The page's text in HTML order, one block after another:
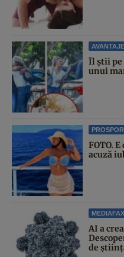
Îl știi pe
unui
FOTO.
acuză
AI a
de